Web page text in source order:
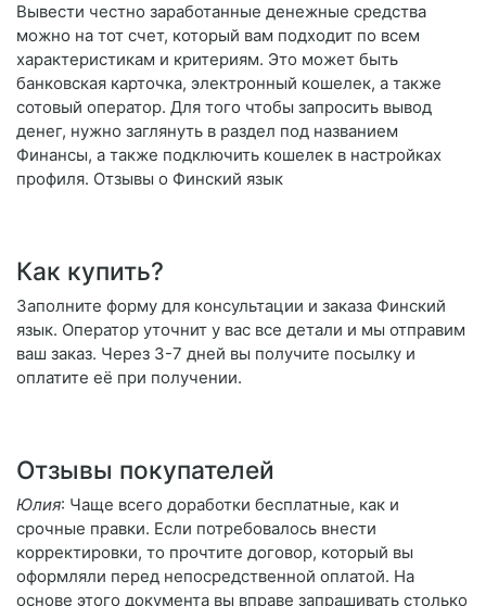
Вывести честно заработанные денежные средства
можно на тот счет, который вам подходит по всем
характеристикам и критериям. Это может быть
банковская карточка, электронный кошелек, а также
сотовый оператор. Для того чтобы запросить вывод
денег, нужно заглянуть в раздел под названием
Финансы, а также подключить кошелек в настройках
профиля. Отзывы о Финский язык
Как купить?
Заполните форму для консультации и заказа Финский
язык. Оператор уточнит у вас все детали и мы отправим
ваш заказ. Через 3-7 дней вы получите посылку и
оплатите её при получении.
Отзывы покупателей
Юлия: Чаще всего доработки бесплатные, как и
срочные правки. Если потребовалось внести
корректировки, то прочтите договор, который вы
оформляли перед непосредственной оплатой. На
основе этого документа вы вправе запрашивать столько